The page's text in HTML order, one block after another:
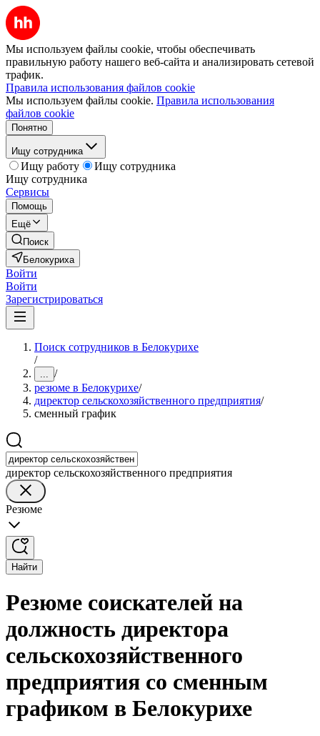
Мы используем файлы cookie, чтобы обеспечивать
правильную работу нашего веб-сайта и анализировать сетевой
трафик.
Правила использования файлов cookie
Мы используем файлы cookie. Правила использования
файлов cookie
Понятно
Ищу сотрудника
Ищу работу
Ищу сотрудника
Ищу сотрудника
Сервисы
Помощь
Ещё
Поиск
Белокуриха
Войти
Войти
Зарегистрироваться
Поиск сотрудников в Белокурихе
/
... /
резюме в Белокурихе/
директор сельскохозяйственного предприятия/
сменный график
директор сельскохозяйственного предприятия
Резюме
Найти
Резюме соискателей на
должность директора
сельскохозяйственного
предприятия со сменным
графиком в Белокурихе